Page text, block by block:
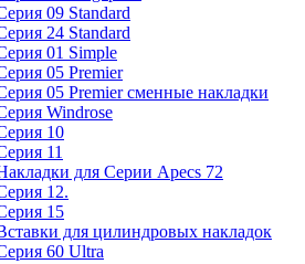
09 Standard
24 Standard
01 Simple
05 Premier
05 Premier сменные накладки
Windrose
10
11
для Серии Apecs 72
12.
15
для цилиндровых накладок
60 Ultra